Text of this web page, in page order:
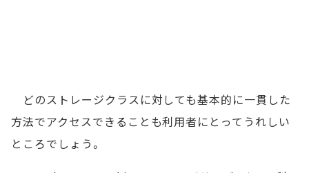
どのストレージクラスに対しても基本的に一貫した
方法でアクセスできることも利用者にとってうれしい
ところでしょう。